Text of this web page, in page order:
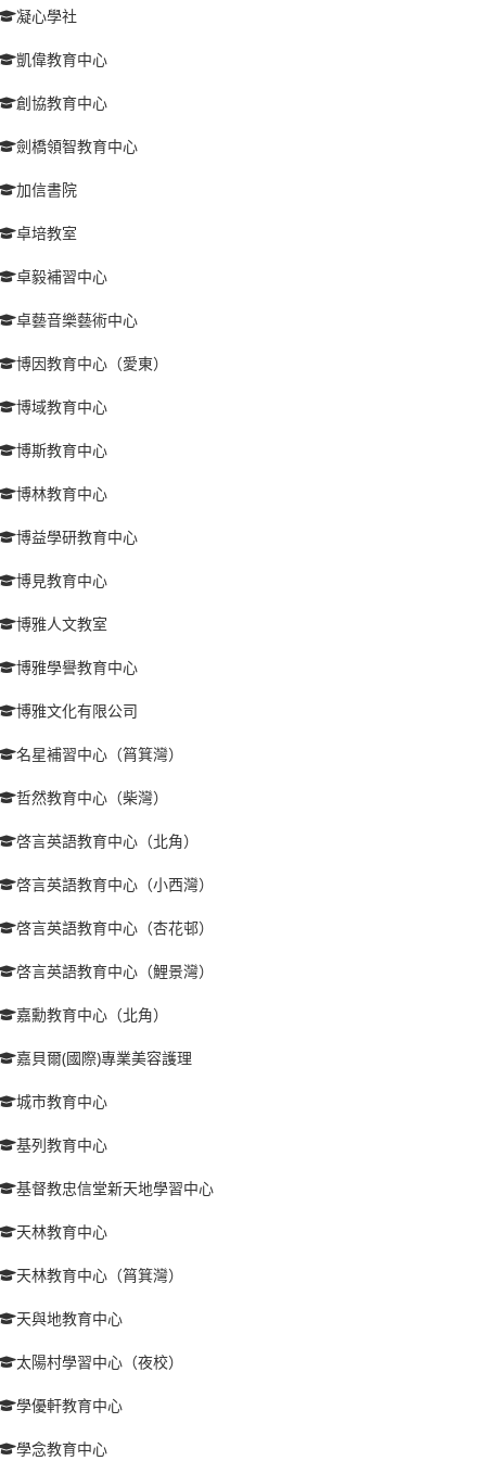
凝心學社
凱偉教育中心
創協教育中心
劍橋領智教育中心
加信書院
卓培教室
卓毅補習中心
卓藝音樂藝術中心
博因教育中心（愛東）
博域教育中心
博斯教育中心
博林教育中心
博益學研教育中心
博見教育中心
博雅人文教室
博雅學譽教育中心
博雅文化有限公司
名星補習中心（筲箕灣）
哲然教育中心（柴灣）
啓言英語教育中心（北角）
啓言英語教育中心（小西灣）
啓言英語教育中心（杏花邨）
啓言英語教育中心（鯉景灣）
嘉勳教育中心（北角）
嘉貝爾(國際)專業美容護理
城市教育中心
基列教育中心
基督教忠信堂新天地學習中心
天林教育中心
天林教育中心（筲箕灣）
天與地教育中心
太陽村學習中心（夜校）
學優軒教育中心
學念教育中心